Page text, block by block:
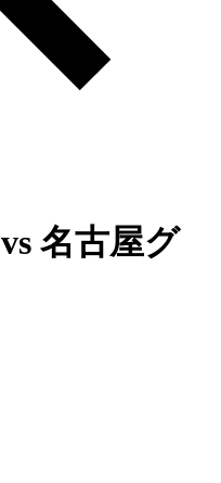
vs 名古屋グ